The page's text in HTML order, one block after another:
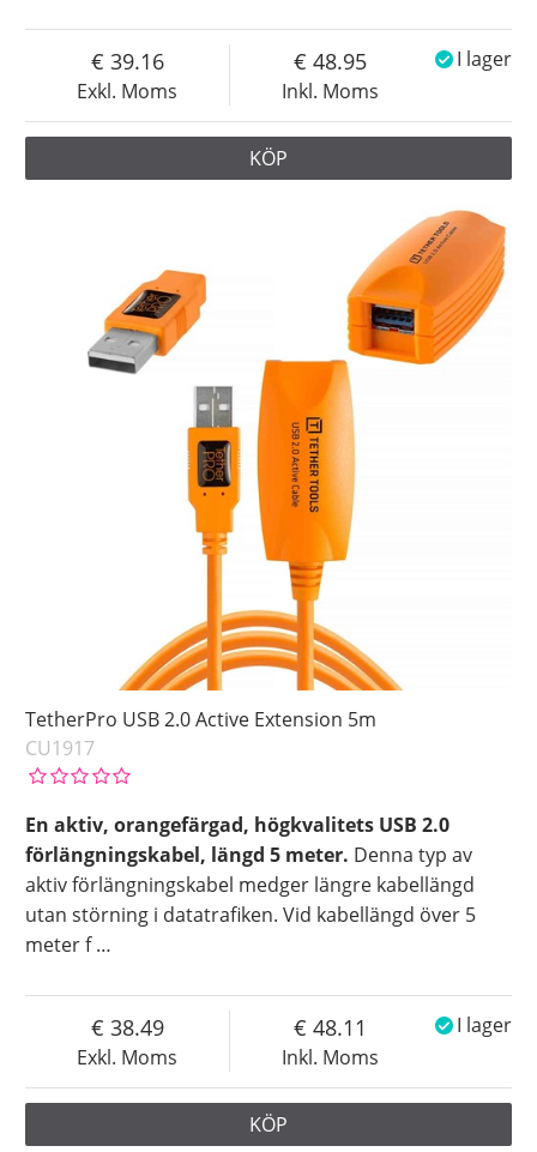
Exkl. Moms
39.16
Inkl. Moms
48.95 I lager
KÖP
TetherPro USB 2.0 Active Extension 5m
CU1917
En aktiv, orangefärgad, högkvalitets USB 2.0
förlängningskabel, längd 5 meter. Denna typ av
aktiv förlängningskabel medger längre kabellängd
utan störning i datatrafiken. Vid kabellängd över 5
meter f…
Exkl. Moms
38.49
Inkl. Moms
48.11 I lager
KÖP